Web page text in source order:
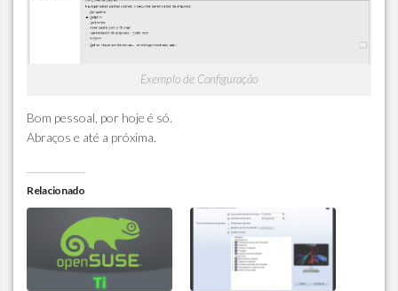
Exemplo de Configuração
Bom pessoal, por hoje é só.
Abraços e até a próxima.
Relacionado